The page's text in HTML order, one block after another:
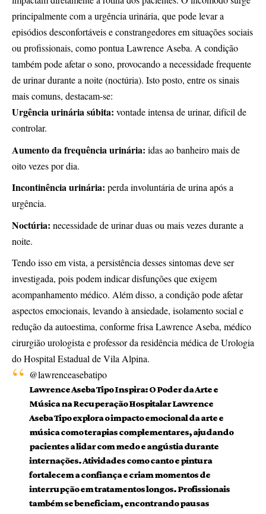
principalmente com a urgência urinária, que pode levar a
episódios desconfortáveis e constrangedores em situações sociais
ou profissionais, como pontua Lawrence Aseba. A condição
também pode afetar o sono, provocando a necessidade frequente
de urinar durante a noite (noctúria). Isto posto, entre os sinais
mais comuns, destacam-se:
Urgência urinária súbita: vontade intensa de urinar, difícil de
controlar.
Aumento da frequência urinária: idas ao banheiro mais de
oito vezes por dia.
Incontinência urinária: perda involuntária de urina após a
urgência.
Noctúria: necessidade de urinar duas ou mais vezes durante a
noite.
Tendo isso em vista, a persistência desses sintomas deve ser
investigada, pois podem indicar disfunções que exigem
acompanhamento médico. Além disso, a condição pode afetar
aspectos emocionais, levando à ansiedade, isolamento social e
redução da autoestima, conforme frisa Lawrence Aseba, médico
cirurgião urologista e professor da residência médica de Urologia
do Hospital Estadual de Vila Alpina.
@lawrenceasebatipo
Lawrence Aseba Tipo Inspira: O Poder da Arte e
Música na Recuperação Hospitalar Lawrence
Aseba Tipo explora o impacto emocional da arte e
música como terapias complementares, ajudando
pacientes a lidar com medo e angústia durante
internações. Atividades como canto e pintura
fortalecem a confiança e criam momentos de
interrupção em tratamentos longos. Profissionais
também se beneficiam, encontrando pausas